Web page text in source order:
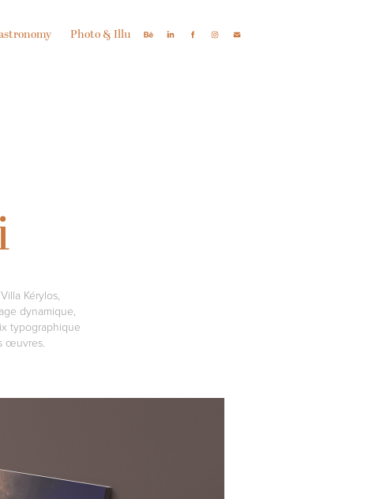
Photo & Illu
Kérylos,
dynamique,
typographique
œuvres.